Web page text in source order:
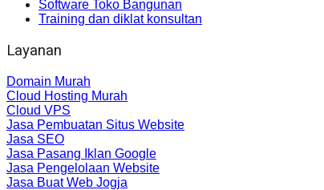
Software Toko Bangunan
Training dan diklat konsultan
Layanan
Domain Murah
Cloud Hosting Murah
Cloud VPS
Jasa Pembuatan Situs Website
Jasa SEO
Jasa Pasang Iklan Google
Jasa Pengelolaan Website
Jasa Buat Web Jogja